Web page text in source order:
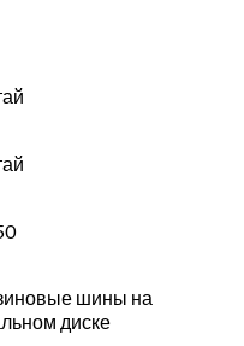
шины на
диске